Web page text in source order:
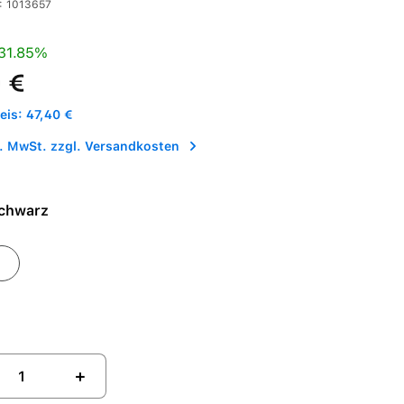
1013657
€
47,40 €
MwSt. zzgl. Versandkosten
- Schwarz
+